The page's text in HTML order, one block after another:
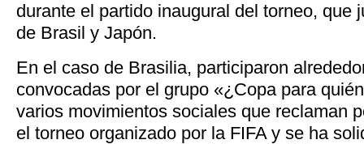
durante el partido inaugural del torneo, que
de Brasil y Japón.
En el caso de Brasilia, participaron
convocadas por el grupo «¿Copa para
varios movimientos sociales que reclaman
el torneo organizado por la FIFA y se ha